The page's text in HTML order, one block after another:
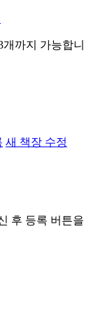
까지 가능합니
새 책장 수정
후 등록 버튼을